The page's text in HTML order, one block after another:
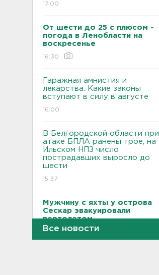
17:00
От шести до 25 с плюсом -
погода в Ленобласти на
воскресенье
16:30
Гаражная амнистия и
лекарства. Какие законы
вступают в силу в августе
16:00
В Белгородской области при
атаке БПЛА ранены трое, на
Ильском НПЗ число
пострадавших выросло до
шести
15:37
Мужчину с яхты у острова
Сескар эвакуировали
вертолетом
15:12
Все новости